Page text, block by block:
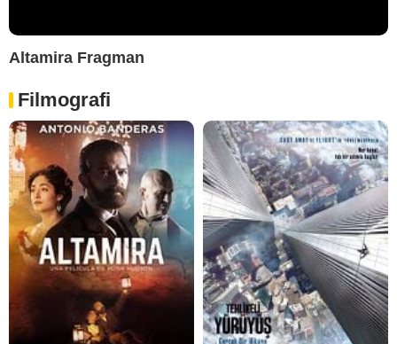
Altamira Fragman
Filmografi